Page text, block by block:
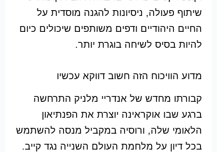
שיתוף פעולה, ניסיונות להגנה מוסדית על
החיים היהודיים ודפים משותפים שיכולים כיום
להיות בסיס לשיחה בוגרת יותר.
מדוע הוויכוח הזה חשוב דווקא עכשיו
קבורתו מחדש של אנדריי מלניק התרחשה
ברגע שבו אוקראינה יוצרת את הפנתיאון
הלאומי שלה, ורוסיה במקביל מנסה להשתמש
בכל דיון על מלחמת העולם השנייה נגד קייב.